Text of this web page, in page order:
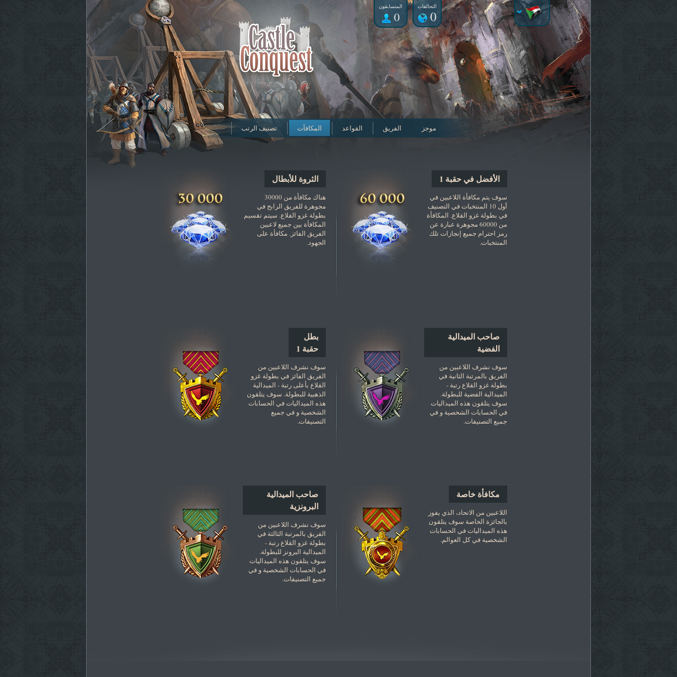
المتسابقون
0
التحالفات
0
موجز الفريق القواعد المكافآت تصنيف الرتب
الثروة للأبطال
هناك مكافأة من 30000
مجوهرة للفريق الرابح في
بطولة غزو القلاع. سيتم تقسيم
المكافأة بين جميع لاعبين
الفريق الفائز. مكافأة على
الجهود.
الأفضل في حقبة 1
سوف يتم مكافأة اللاعبين في
أول 10 المنتخبات في التصنيف
في بطولة غزو القلاع. المكافأة
من 60000 مجوهرة عبارة عن
رمز احترام جميع إنجازات تلك
المنتخبات.
بطل
حقبة 1
سوف نشرف اللاعبين من
الفريق الفائز في بطولة غزو
القلاع بأعلى رتبة - الميدالية
الذهبية للبطولة. سوف يتلقون
هذه الميداليات في الحسابات
الشخصية و في جميع
التصنيفات.
صاحب الميدالية
الفضية
سوف نشرف اللاعبين من
الفريق بالمرتبة الثانية في
بطولة غزو القلاع رتبة -
الميدالية الفضية للبطولة.
سوف يتلقون هذه الميداليات
في الحسابات الشخصية و في
جميع التصنيفات.
صاحب الميدالية
البرونزية
سوف نشرف اللاعبين من
الفريق بالمرتبة الثالثة في
بطولة غزو القلاع رتبة -
الميدالية البرونز للبطولة.
سوف يتلقون هذه الميداليات
في الحسابات الشخصية و في
جميع التصنيفات.
مكافأة خاصة
اللاعبين من الاتحاد، الذي يفوز
بالجائزة الخاصة سوف يتلقون
هذه الميداليات في الحسابات
الشخصية في كل العوالم.